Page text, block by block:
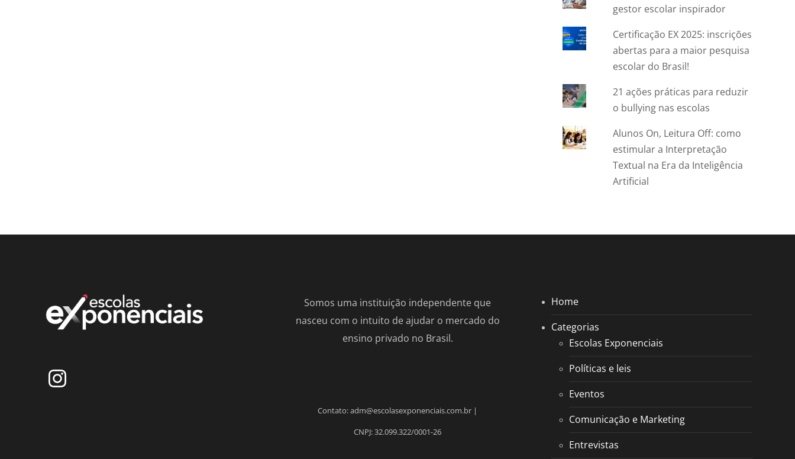
gestor escolar inspirador
Certificação EX 2025: inscrições
abertas para a maior pesquisa
escolar do Brasil!
21 ações práticas para reduzir
o bullying nas escolas
Alunos On, Leitura Off: como
estimular a Interpretação
Textual na Era da Inteligência
Artificial
Somos uma instituição independente que
nasceu com o intuito de ajudar o mercado do
ensino privado no Brasil.
Contato: adm@escolasexponenciais.com.br |
CNPJ: 32.099.322/0001-26
Home
Categorias
Escolas Exponenciais
Políticas e leis
Eventos
Comunicação e Marketing
Entrevistas